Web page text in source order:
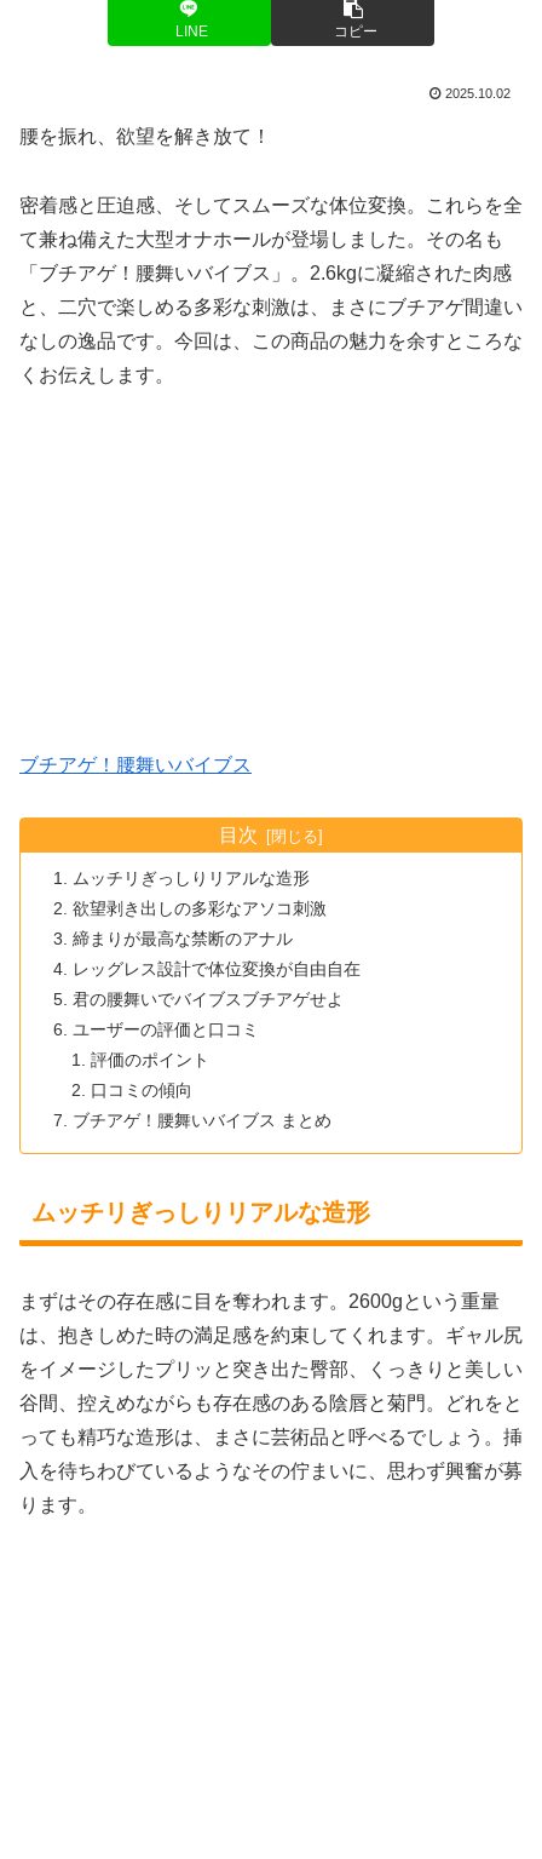
LINE コピー
2025.10.02
腰を振れ、欲望を解き放て！
密着感と圧迫感、そしてスムーズな体位変換。これらを全
て兼ね備えた大型オナホールが登場しました。その名も
「ブチアゲ！腰舞いバイブス」。2.6kgに凝縮された肉感
と、二穴で楽しめる多彩な刺激は、まさにブチアゲ間違い
なしの逸品です。今回は、この商品の魅力を余すところな
くお伝えします。
ブチアゲ！腰舞いバイブス
目次
ムッチリぎっしりリアルな造形
欲望剥き出しの多彩なアソコ刺激
締まりが最高な禁断のアナル
レッグレス設計で体位変換が自由自在
君の腰舞いでバイブスブチアゲせよ
ユーザーの評価と口コミ
評価のポイント
口コミの傾向
ブチアゲ！腰舞いバイブス まとめ
ムッチリぎっしりリアルな造形
まずはその存在感に目を奪われます。2600gという重量
は、抱きしめた時の満足感を約束してくれます。ギャル尻
をイメージしたプリッと突き出た臀部、くっきりと美しい
谷間、控えめながらも存在感のある陰唇と菊門。どれをと
っても精巧な造形は、まさに芸術品と呼べるでしょう。挿
入を待ちわびているようなその佇まいに、思わず興奮が募
ります。